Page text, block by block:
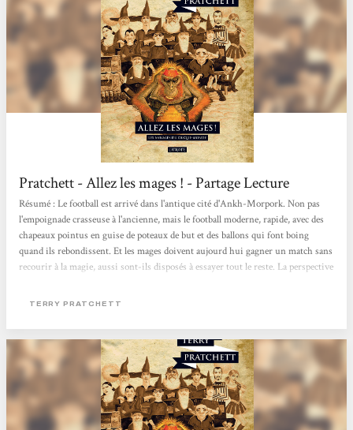
Pratchett - Allez les mages ! - Partage Lecture
Résumé : Le football est arrivé dans l'antique cité d'Ankh-Morpork. Non pas
l'empoignade crasseuse à l'ancienne, mais le football moderne, rapide, avec des
chapeaux pointus en guise de poteaux de but et des ballons qui font boing
quand ils rebondissent. Et les mages doivent aujourd hui gagner un match sans
recourir à la magie, aussi sont-ils disposés à essayer tout le reste. La perspective
pour taper dans une boîte de conserve, une cuisinière spécialiste de délicieuses
TERRY PRATCHETT